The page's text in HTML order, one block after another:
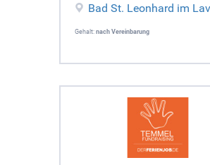
Bad St. Leonhard im
Gehalt: nach Vereinbarung